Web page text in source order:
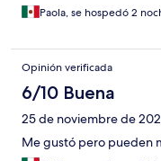
Paola, se hospedó 2
Opinión verificada
6/10 Buena
25 de noviembre de
Me gustó pero pueden